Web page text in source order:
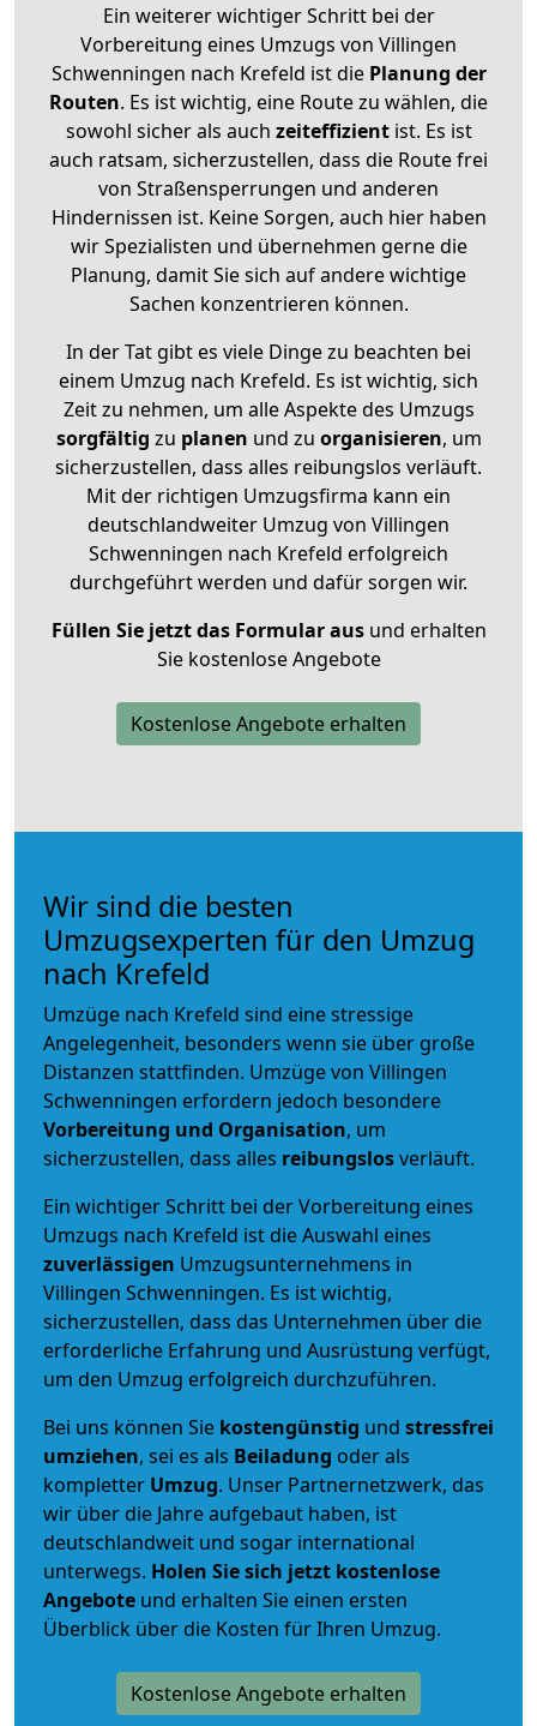
Ein weiterer wichtiger Schritt bei der
Vorbereitung eines Umzugs von Villingen
Schwenningen nach Krefeld ist diePlanung der
Routen. Es ist wichtig, eine Route zu wählen, die
sowohl sicher als auch zeiteffizientist. Es ist
auch ratsam, sicherzustellen, dass die Route frei
von Straßensperrungen und anderen
Hindernissen ist. Keine Sorgen, auch hier haben
wir Spezialisten und übernehmen gerne die
Planung, damit Sie sich auf andere wichtige
Sachen konzentrieren können.
In der Tat gibt es viele Dinge zu beachten bei
einem Umzug nach Krefeld. Es ist wichtig, sich
Zeit zu nehmen, um alle Aspekte des Umzugs
sorgfältig zu planen und zu organisieren, um
sicherzustellen, dass alles reibungslos verläuft.
Mit der richtigen Umzugsfirma kann ein
deutschlandweiter Umzug von Villingen
Schwenningen nach Krefeld erfolgreich
durchgeführt werden und dafür sorgen wir.
Füllen Sie jetzt das Formular ausund erhalten
Sie kostenlose Angebote
Kostenlose Angebote erhalten
Wir sind die besten
Umzugsexperten für den Umzug
nach Krefeld
Umzüge nach Krefeld sind eine stressige
Angelegenheit, besonders wenn sie über große
Distanzen stattfinden. Umzüge von Villingen
Schwenningen erfordern jedoch besondere
Vorbereitung und Organisation, um
sicherzustellen, dass alles reibungslosverläuft.
Ein wichtiger Schritt bei der Vorbereitung eines
Umzugs nach Krefeld ist die Auswahl eines
zuverlässigen Umzugsunternehmens in
Villingen Schwenningen. Es ist wichtig,
sicherzustellen, dass das Unternehmen über die
erforderliche Erfahrung und Ausrüstung verfügt,
um den Umzug erfolgreich durchzuführen.
Bei uns können Sie kostengünstig und stressfrei
umziehen, sei es als Beiladung oder als
kompletter Umzug. Unser Partnernetzwerk, das
wir über die Jahre aufgebaut haben, ist
deutschlandweit und sogar international
unterwegs. Holen Sie sich jetzt kostenlose
Angebote und erhalten Sie einen ersten
Überblick über die Kosten für Ihren Umzug.
Kostenlose Angebote erhalten